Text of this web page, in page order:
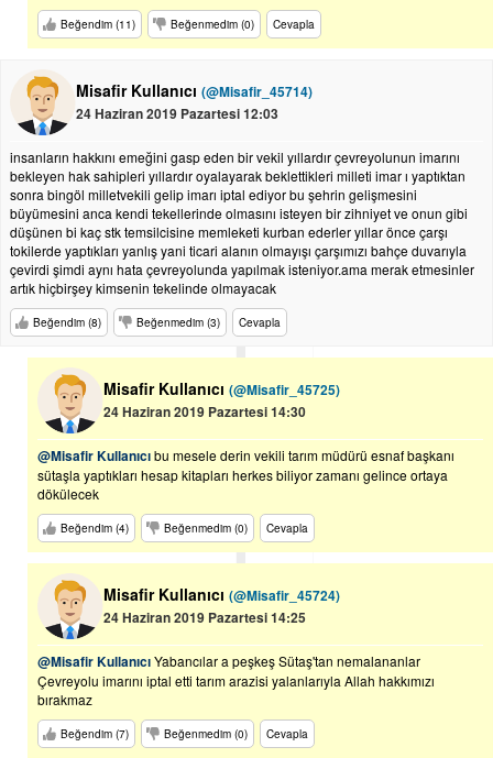
Beğendim (11) Beğenmedim (0) Cevapla
Misafir Kullanıcı (@Misafir_45714)
24 Haziran 2019 Pazartesi 12:03
insanların hakkını emeğini gasp eden bir vekil yıllardır çevreyolunun imarını
bekleyen hak sahipleri yıllardır oyalayarak beklettikleri milleti imar ı yaptıktan
sonra bingöl milletvekili gelip imarı iptal ediyor bu şehrin gelişmesini
büyümesini anca kendi tekellerinde olmasını isteyen bir zihniyet ve onun gibi
düşünen bi kaç stk temsilcisine memleketi kurban ederler yıllar önce çarşı
tokilerde yaptıkları yanlış yani ticari alanın olmayışı çarşımızı bahçe duvarıyla
çevirdi şimdi aynı hata çevreyolunda yapılmak isteniyor.ama merak etmesinler
artık hiçbirşey kimsenin tekelinde olmayacak
Beğendim (8) Beğenmedim (3) Cevapla
Misafir Kullanıcı (@Misafir_45725)
24 Haziran 2019 Pazartesi 14:30
@Misafir Kullanıcıbu mesele derin vekili tarım müdürü esnaf başkanı
sütaşla yaptıkları hesap kitapları herkes biliyor zamanı gelince ortaya
dökülecek
Beğendim (4) Beğenmedim (0) Cevapla
Misafir Kullanıcı (@Misafir_45724)
24 Haziran 2019 Pazartesi 14:25
@Misafir KullanıcıYabancılar a peşkeş Sütaş'tan nemalananlar
Çevreyolu imarını iptal etti tarım arazisi yalanlarıyla Allah hakkımızı
bırakmaz
Beğendim (7) Beğenmedim (0) Cevapla